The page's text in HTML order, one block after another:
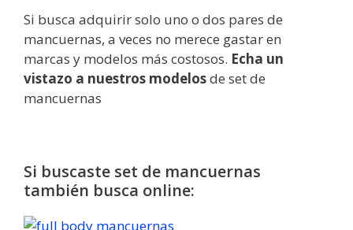
Si busca adquirir solo uno o dos pares de
mancuernas, a veces no merece gastar en
marcas y modelos más costosos. Echa un
vistazo a nuestros modelosde set de
mancuernas
Si buscaste set de mancuernas
también busca online: